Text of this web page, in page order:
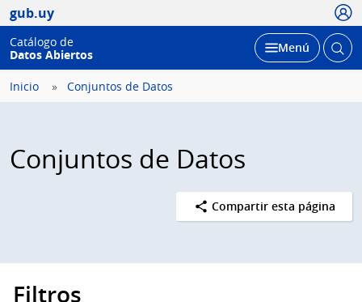
gub.uy
Catálogo de
Datos Abiertos
Desplegar
Menú Abrir
Inicio Conjuntos de Datos
Conjuntos de Datos
Compartir esta página
Filtros